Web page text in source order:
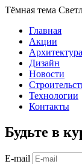
Тёмная тема
Главная
Акции
Архитектура
Дизайн
Новости
Технологии
Контакты
Будьте в
E-mail